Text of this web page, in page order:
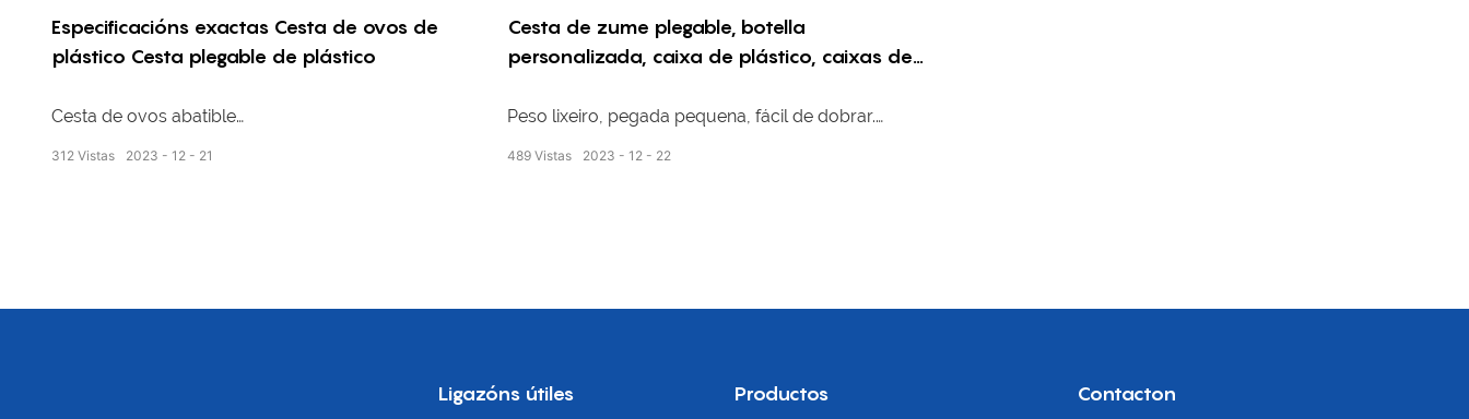
Especificacións exactas Cesta de ovos de
plástico Cesta plegable de plástico
Cesta de ovos abatible
2023 12 21
312 Vistas
Cesta de zume plegable, botella
personalizada, caixa de plástico, caixas de
leite, caja de botellas de vidro plegable
Peso lixeiro, pegada pequena, fácil de dobrar.
Peso: 1,70 kg
2023 12 22
489 Vistas
Ligazóns útiles Productos Contacton